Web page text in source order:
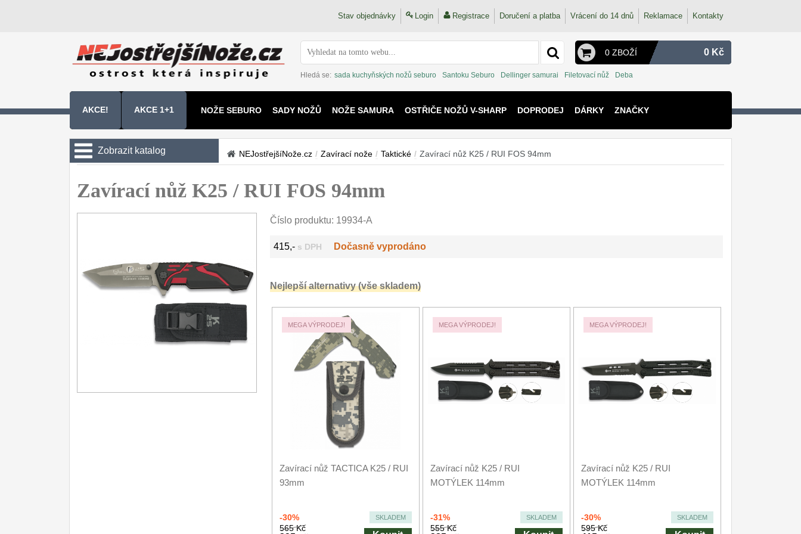
Stav objednávky Login Registrace Doručení a platba Vrácení do 14 dnů Reklamace Kontakty
0 ZBOŽÍ 0 Kč
Hledá se: sada kuchyňských nožů seburo Santoku Seburo Dellinger samurai Filetovací nůž Deba
AKCE! AKCE 1+1 NOŽE SEBURO SADY NOŽŮ NOŽE SAMURA OSTŘIČE NOŽŮ V-SHARP DOPRODEJ DÁRKY ZNAČKY
Zobrazit katalog
Zavírací nože
Turistické 7
Nože s pevnou čepelí
Nože SEBURO
NEJostřejšíNože.cz / Zavírací nože / Taktické / Zavírací nůž K25 / RUI FOS 94mm
Zavírací nůž K25 / RUI FOS 94mm
Číslo produktu: 19934-A
415,- s DPH Dočasně vyprodáno
Nejlepší alternativy (vše skladem)
MEGA VÝPRODEJ!
Zavírací nůž TACTICA K25 / RUI
93mm
-30% SKLADEM
565 Kč
MEGA VÝPRODEJ!
Zavírací nůž K25 / RUI
MOTÝLEK 114mm
-31% SKLADEM
555 Kč
MEGA VÝPRODEJ!
Zavírací nůž K25 / RUI
MOTÝLEK 114mm
-30% SKLADEM
595 Kč